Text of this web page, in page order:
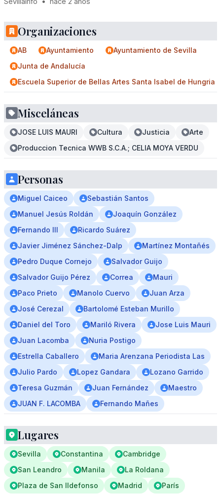
Organizaciones
AB Ayuntamiento
Ayuntamiento de Sevilla
Junta de Andalucía
Escuela Superior de Bellas Artes Santa Isabel de Hungria
Misceláneas
JOSE LUIS MAURI Cultura Justicia
Arte
Produccion Tecnica WWB S.C.A.; CELIA MOYA VERDU
Personas
Miguel Caiceo
Sebastián Santos
Manuel Jesús Roldán
Joaquín González
Fernando III
Ricardo Suárez
Javier Jiménez Sánchez-Dalp
Martínez Montañés
Pedro Duque Cornejo
Salvador Guijo
Salvador Guijo Pérez
Correa
Mauri
Paco Prieto
Manolo Cuervo
Juan Arza
José Cerezal
Bartolomé Esteban Murillo
Daniel del Toro
Mariló Rivera
Jose Luis Mauri
Juan Lacomba
Nuria Postigo
Estrella Caballero
Maria Arenzana Periodista Las
Julio Pardo
Lopez Gandara
Lozano Garrido
Teresa Guzmán
Juan Fernández
Maestro
JUAN F. LACOMBA
Fernando Mañes
Lugares
Sevilla Constantina
Cambridge
San Leandro
Manila
La Roldana
Plaza de San Ildefonso
Madrid París